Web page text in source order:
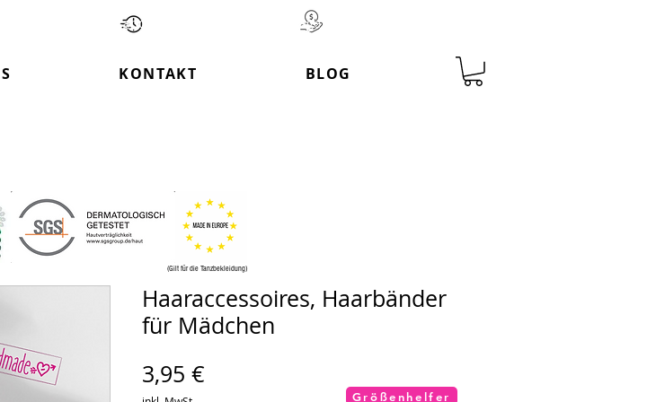
KONTAKT BLOG
Versand Lieferzeit 2-4 Werktage 100 % Geld-zurück-
Haaraccessoires, Haarbänder
für Mädchen
3,95 €
(Gilt für die Tanzbekleidung)
Größenhelfer